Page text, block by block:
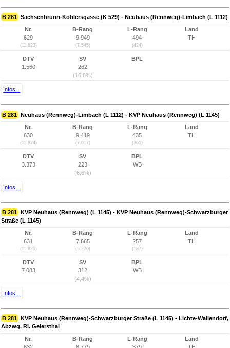
B 281 Sachsenbrunn-Köhlersgasse (K 529) - Neuhaus (Rennweg)-Limbach (L 1112)
Nr.
629
(11.823)
B-Rang
9.949
(7.545)
L-Rang
494
(424)
Land
TH
DTV
1.560
SV
262
(16,8%)
BPL
Infos...
B 281 Neuhaus (Rennweg)-Limbach (L 1112) - KVP Neuhaus (Rennweg) (L 1145)
Nr.
630
(11.824)
B-Rang
9.419
(7.017)
L-Rang
435
(365)
Land
TH
DTV
3.373
SV
223
(6,6%)
BPL
WB
Infos...
B 281 KVP Neuhaus (Rennweg) (L 1145) - KVP Neuhaus (Rennweg)-Schwarzburger
Straße (L 1145)
Nr.
631
(11.825)
B-Rang
7.665
(5.270)
L-Rang
257
(187)
Land
TH
DTV
7.083
SV
312
(4,4%)
BPL
WB
Infos...
B 281 KVP Neuhaus (Rennweg)-Schwarzburger Straße (L 1145) - Lichte-Wallendorf,
Abzwg. Ri. Geiersthal
Nr.
B-Rang
L-Rang
Land